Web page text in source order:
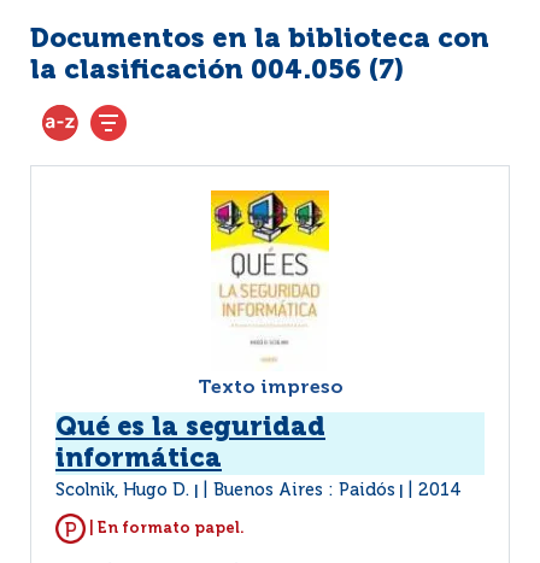
Documentos en la biblioteca con
la clasificación 004.056 (7)
Texto impreso
Qué es la seguridad
informática
Scolnik, Hugo D. Buenos Aires : Paidós 2014
| En formato papel.